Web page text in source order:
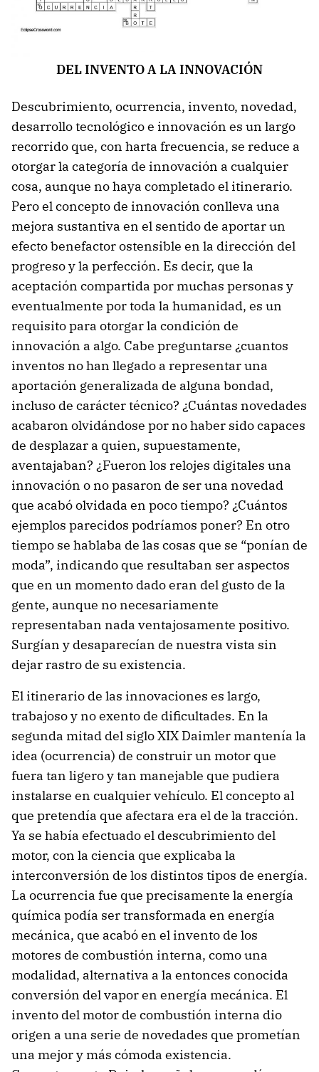
DEL INVENTO A LA INNOVACIÓN
Descubrimiento, ocurrencia, invento, novedad,
desarrollo tecnológico e innovación es un largo
recorrido que, con harta frecuencia, se reduce a
otorgar la categoría de innovación a cualquier
cosa, aunque no haya completado el itinerario.
Pero el concepto de innovación conlleva una
mejora sustantiva en el sentido de aportar un
efecto benefactor ostensible en la dirección del
progreso y la perfección. Es decir, que la
aceptación compartida por muchas personas y
eventualmente por toda la humanidad, es un
requisito para otorgar la condición de
innovación a algo. Cabe preguntarse ¿cuantos
inventos no han llegado a representar una
aportación generalizada de alguna bondad,
incluso de carácter técnico? ¿Cuántas novedades
acabaron olvidándose por no haber sido capaces
de desplazar a quien, supuestamente,
aventajaban? ¿Fueron los relojes digitales una
innovación o no pasaron de ser una novedad
que acabó olvidada en poco tiempo? ¿Cuántos
ejemplos parecidos podríamos poner? En otro
tiempo se hablaba de las cosas que se “ponían de
moda”, indicando que resultaban ser aspectos
que en un momento dado eran del gusto de la
gente, aunque no necesariamente
representaban nada ventajosamente positivo.
Surgían y desaparecían de nuestra vista sin
dejar rastro de su existencia.
El itinerario de las innovaciones es largo,
trabajoso y no exento de dificultades. En la
segunda mitad del siglo XIX Daimler mantenía la
idea (ocurrencia) de construir un motor que
fuera tan ligero y tan manejable que pudiera
instalarse en cualquier vehículo. El concepto al
que pretendía que afectara era el de la tracción.
Ya se había efectuado el descubrimiento del
motor, con la ciencia que explicaba la
interconversión de los distintos tipos de energía.
La ocurrencia fue que precisamente la energía
química podía ser transformada en energía
mecánica, que acabó en el invento de los
motores de combustión interna, como una
modalidad, alternativa a la entonces conocida
conversión del vapor en energía mecánica. El
invento del motor de combustión interna dio
origen a una serie de novedades que prometían
una mejor y más cómoda existencia.